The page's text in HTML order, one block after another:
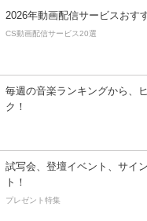
2026年動画配信サービスおす
CS動画配信サービス20選
毎週の音楽ランキングから、
ク！
試写会、登壇イベント、サイ
ト！
プレゼント特集